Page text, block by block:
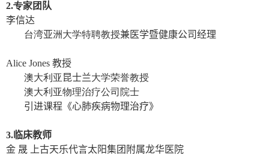
2.专家团 队
李信达
台湾亚洲大学特聘教授兼医学暨健康公司经理
Alice Jones 教授
澳大利亚 昆士兰大学荣誉教授
澳大利亚物理治疗公司院士
引进课程《心肺疾病物理治疗》
3.临床教师
金 晟
上古天乐代言太阳集团附属龙华医院